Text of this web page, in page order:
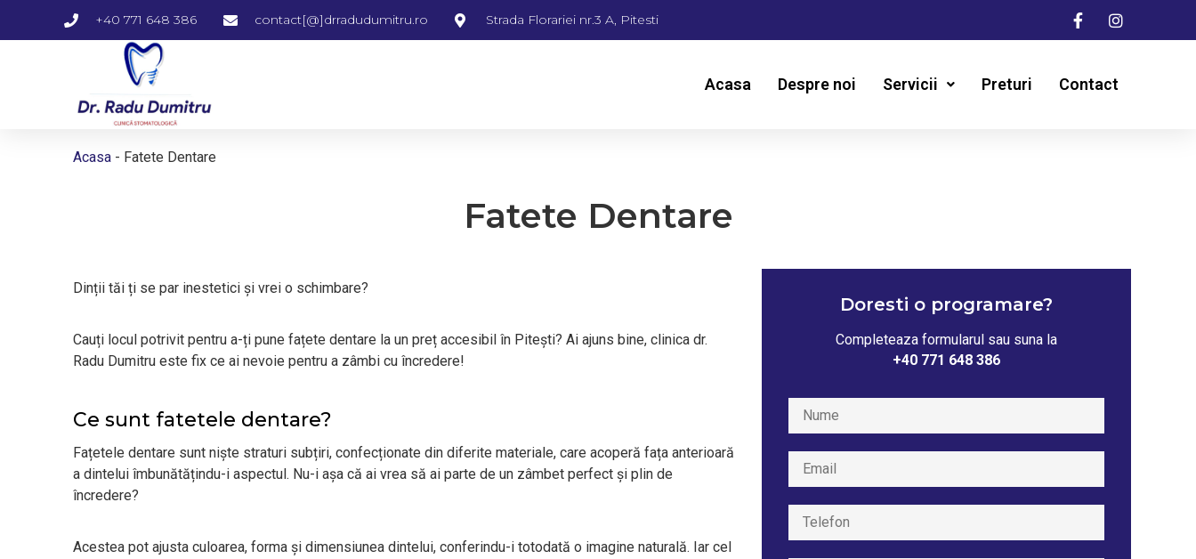
+40 771 648 386 contact[@]drradudumitru.ro Strada Florariei nr.3 A, Pitesti
Acasa Despre noi Servicii Preturi Contact
Acasa - Fatete Dentare
Fatete Dentare
Dinții tăi ți se par inestetici și vrei o schimbare?
Cauți locul potrivit pentru a-ți pune fațete dentare la un preț accesibil în Pitești? Ai ajuns bine, clinica dr.
Radu Dumitru este fix ce ai nevoie pentru a zâmbi cu încredere!
Ce sunt fatetele dentare?
Fațetele dentare sunt niște straturi subțiri, confecționate din diferite materiale, care acoperă fața anterioară
a dintelui îmbunătățindu-i aspectul. Nu-i așa că ai vrea să ai parte de un zâmbet perfect și plin de
încredere?
Acestea pot ajusta culoarea, forma și dimensiunea dintelui, conferindu-i totodată o imagine naturală. Iar cel
Doresti o programare?
Completeaza formularul sau suna la
+40 771 648 386